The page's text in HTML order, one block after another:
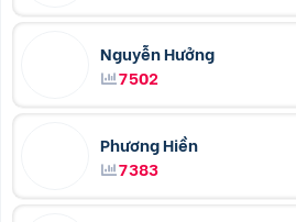
Nguyễn Hưởng
7502
Phương Hiền
7383